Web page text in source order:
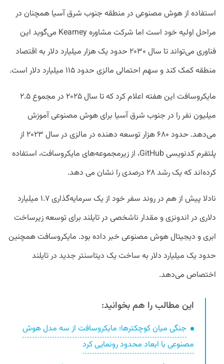
استفاده از هوش مصنوعی در منطقه جنوب شرق آسیا همچنان در
مراحل اولیه خود است اما شرکت مشاوره Kearney می‌گوید این
فناوری می‌تواند تا سال ۲۰۳۰ حدود یک هزار میلیارد دلار به اقتصاد
منطقه کمک کند و سهم احتمالی مالزی حدود ۱۱۵ میلیارد دلار است.
مایکروسافت این هفته اعلام کرد که تا سال ۲۰۲۵ در مجموع ۲.۵
میلیون نفر را در جنوب شرق آسیا برای هوش مصنوعی آموزش
می‌دهد. حدود ۶۸۰ هزار توسعه دهنده در مالزی در سال ۲۰۲۳ از
پلتفرم کدنویسی GitHub، از زیرمجموعه‌های مایکروسافت، استفاده
کرده‌اند که یک رشد ۲۸ درصدی را نشان می دهد.
نادلا پیش از هم در روند سفر خود از یک سرمایه‌گذاری ۱.۷ میلیارد
دلاری در اندونزی و مقدار ناشخصی در تایلند برای توسعه زیرساخت
ابری و دیجیتال هوش مصنوعی خبر داده بود. مایکروسافت همچنین
حدود یک میلیارد دلار به ساخت یک دیتاسنتر جدید در تایلند
اختصاص می‌دهد.
این مطالب را هم بخوانید:
جنگی میان کوچکتر‌ها؛ مایکروسافت از سه مدل هوش
مصنوعی با ابعاد محدود رونمایی کرد